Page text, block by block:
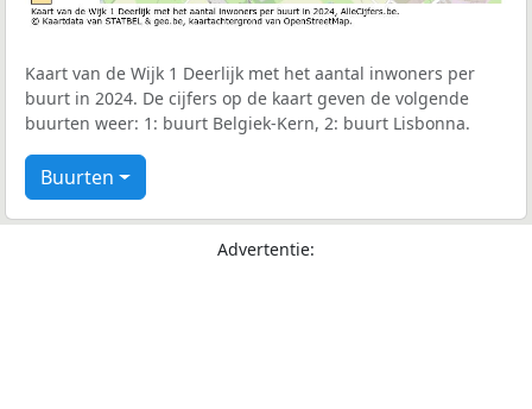
Kaart van de Wijk 1 Deerlijk met het aantal inwoners per
buurt in 2024. De cijfers op de kaart geven de volgende
buurten weer: 1: buurt Belgiek-Kern, 2: buurt Lisbonna.
Buurten
Advertentie: